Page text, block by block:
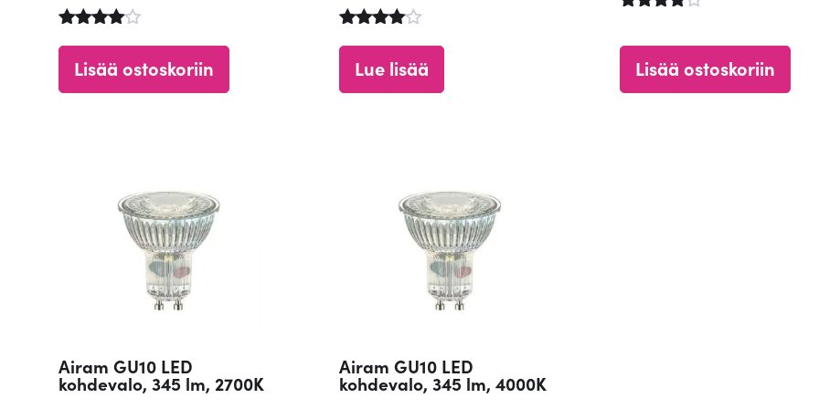
tuotteesta
Lisää ostoskoriin
tuotteesta
Lue lisää
:
4.77
Lisää ostoskoriin
Airam GU10 LED
kohdevalo, 345 lm, 2700K
Airam GU10 LED
kohdevalo, 345 lm, 4000K